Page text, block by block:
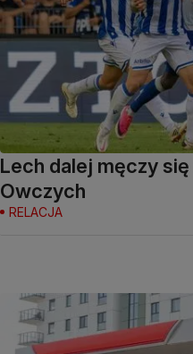
Lech dalej męczy
Owczych
RELACJA